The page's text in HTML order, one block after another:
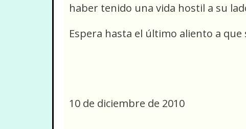
haber tenido una vida hostil a su
Espera hasta el último aliento a
10 de diciembre de 2010